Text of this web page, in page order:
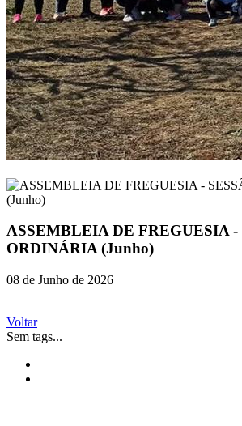
ASSEMBLEIA DE FREGUESIA -
ORDINÁRIA (Junho)
08 de Junho de 2026
Voltar
Sem tags...